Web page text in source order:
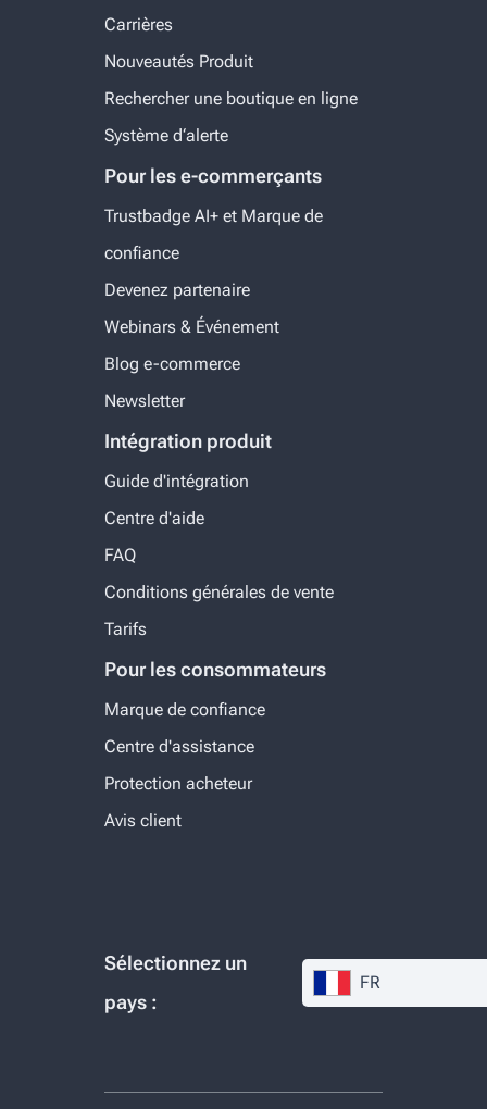
Carrières
Nouveautés Produit
Rechercher une boutique en ligne
Système d‘alerte
Pour les e-commerçants
Trustbadge AI+ et Marque de
confiance
Devenez partenaire
Webinars & Événement
Blog e-commerce
Newsletter
Intégration produit
Guide d'intégration
Centre d'aide
FAQ
Conditions générales de vente
Tarifs
Pour les consommateurs
Marque de confiance
Centre d'assistance
Protection acheteur
Avis client
Sélectionnez un
pays :
FR